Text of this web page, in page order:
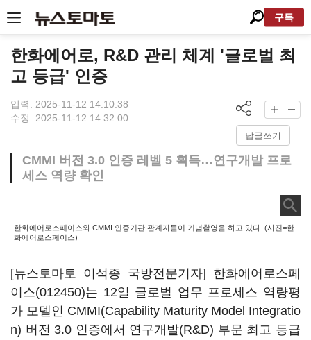
구독
한화에어로, R&D 관리 체계 '글로벌 최
고 등급' 인증
입력: 2025-11-12 14:10:38
수정: 2025-11-12 14:32:00
답글쓰기
CMMI 버전 3.0 인증 레벨 5 획득…연구개발 프로
세스 역량 확인
한화에어로스페이스와 CMMI 인증기관 관계자들이 기념촬영을 하고 있다. (사진=한
화에어로스페이스)
[뉴스토마토 이석종 국방전문기자] 한화에어로스페
이스(012450)는 12일 글로벌 업무 프로세스 역량평
가 모델인 CMMI(Capability Maturity Model Integratio
n) 버전 3.0 인증에서 연구개발(R&D) 부문 최고 등급